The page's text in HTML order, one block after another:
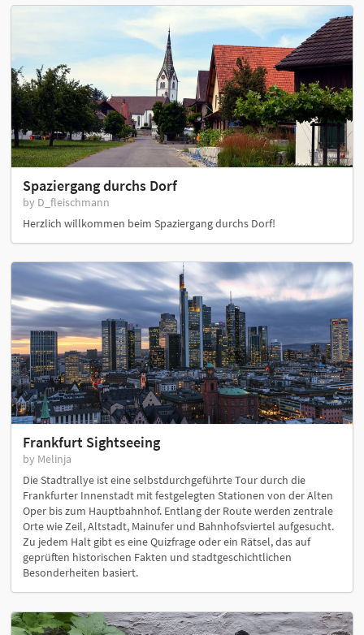
Spaziergang durchs Dorf
by D_fleischmann
Herzlich willkommen beim Spaziergang durchs Dorf!
Frankfurt Sightseeing
by Melinja
Die Stadtrallye ist eine selbstdurchgeführte Tour durch die
Frankfurter Innenstadt mit festgelegten Stationen von der Alten
Oper bis zum Hauptbahnhof. Entlang der Route werden zentrale
Orte wie Zeil, Altstadt, Mainufer und Bahnhofsviertel aufgesucht.
Zu jedem Halt gibt es eine Quizfrage oder ein Rätsel, das auf
geprüften historischen Fakten und stadtgeschichtlichen
Besonderheiten basiert.